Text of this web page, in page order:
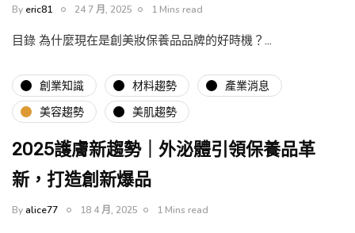
By eric81 24 7 月, 2025 1 Mins read
目錄 為什麼現在是創美妝保養品品牌的好時機？…
創業知識 材料趨勢
產業消息
美容趨勢
美肌趨勢
2025護膚新趨勢｜外泌體引領保養品革
新，打造創新爆品
Byalice77 18 4 月, 2025 1 Mins read